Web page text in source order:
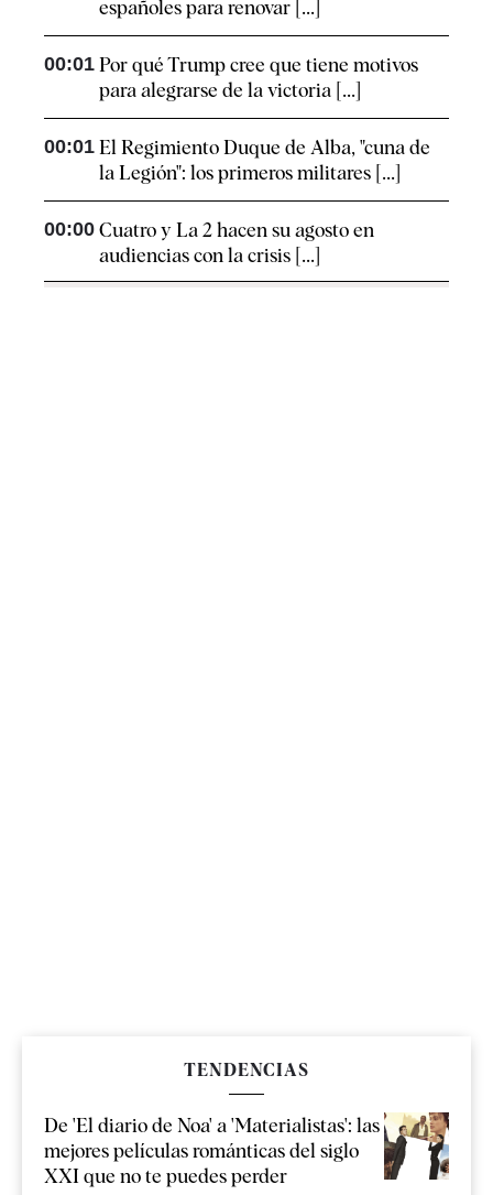
españoles para renovar [...]
00:01 Por qué Trump cree que tiene motivos
para alegrarse de la victoria [...]
00:01 El Regimiento Duque de Alba, "cuna de
la Legión": los primeros militares [...]
00:00 Cuatro y La 2 hacen su agosto en
audiencias con la crisis [...]
TENDENCIAS
De 'El diario de Noa' a 'Materialistas': las
mejores películas románticas del siglo
XXI que no te puedes perder